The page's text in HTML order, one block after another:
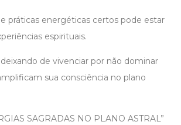
práticas energéticas certos pode estar
espirituais.
de vivenciar por não dominar
sua consciência no plano
SAGRADAS NO PLANO ASTRAL”